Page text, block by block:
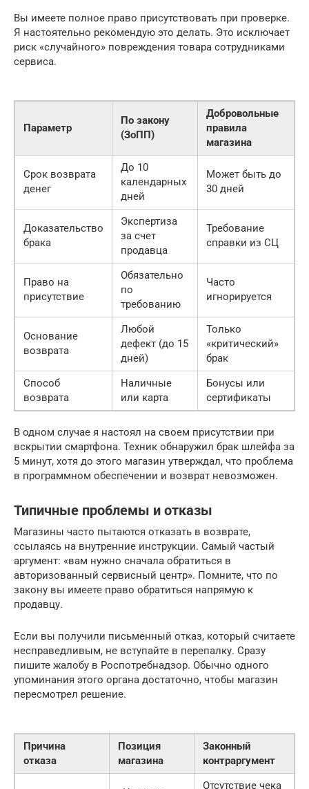
Вы имеете полное право присутствовать при проверке.
Я настоятельно рекомендую это делать. Это исключает
риск «случайного» повреждения товара сотрудниками
сервиса.
Параметр
По закону
(ЗоПП)
Добровольные
правила
магазина
Срок возврата
денег
До 10
календарных
дней
Может быть до
30 дней
Доказательство
брака
Экспертиза
за счет
продавца
Требование
справки из СЦ
Право на
присутствие
Обязательно
по
требованию
Часто
игнорируется
Основание
возврата
Любой
дефект (до 15
дней)
Только
«критический»
брак
Способ
возврата
Наличные
или карта
Бонусы или
сертификаты
В одном случае я настоял на своем присутствии при
вскрытии смартфона. Техник обнаружил брак шлейфа за
5 минут, хотя до этого магазин утверждал, что проблема
в программном обеспечении и возврат невозможен.
Типичные проблемы и отказы
Магазины часто пытаются отказать в возврате,
ссылаясь на внутренние инструкции. Самый частый
аргумент: «вам нужно сначала обратиться в
авторизованный сервисный центр». Помните, что по
закону вы имеете право обратиться напрямую к
продавцу.
Если вы получили письменный отказ, который считаете
несправедливым, не вступайте в перепалку. Сразу
пишите жалобу в Роспотребнадзор. Обычно одного
упоминания этого органа достаточно, чтобы магазин
пересмотрел решение.
Причина
отказа
Позиция
магазина
Законный
контраргумент
Отсутствие чека